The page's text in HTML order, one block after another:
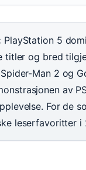
PlayStation 5
titler og bred
Man 2 og
av
For de
leserfavoritter i